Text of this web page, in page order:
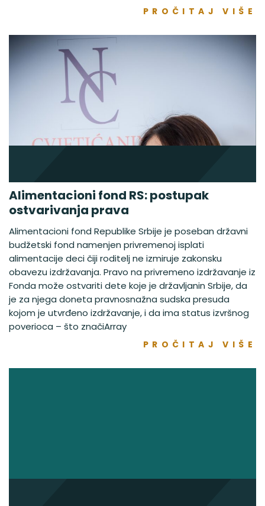
PROČITAJ VIŠE
Alimentacioni fond RS: postupak
ostvarivanja prava
Alimentacioni fond Republike Srbije je poseban državni
budžetski fond namenjen privremenoj isplati
alimentacije deci čiji roditelj ne izmiruje zakonsku
obavezu izdržavanja. Pravo na privremeno izdržavanje iz
Fonda može ostvariti dete koje je državljanin Srbije, da
je za njega doneta pravnosnažna sudska presuda
kojom je utvrđeno izdržavanje, i da ima status izvršnog
poverioca – što značiArray
PROČITAJ VIŠE